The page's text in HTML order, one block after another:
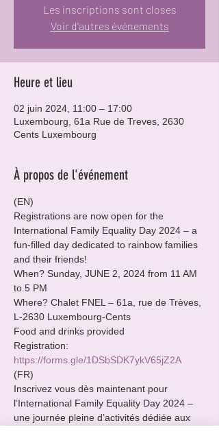
Les inscriptions sont closes
Voir d'autres événements
Heure et lieu
02 juin 2024, 11:00 – 17:00
Luxembourg, 61a Rue de Treves, 2630
Cents Luxembourg
À propos de l'événement
(EN)
Registrations are now open for the
International Family Equality Day 2024 – a
fun-filled day dedicated to rainbow families
and their friends!
When? Sunday, JUNE 2, 2024 from 11 AM
to 5 PM
Where? Chalet FNEL – 61a, rue de Trèves,
L-2630 Luxembourg-Cents
Food and drinks provided
Registration:
https://forms.gle/1DSbSDK7ykV65jZ2A
(FR)
Inscrivez vous dès maintenant pour
l’International Family Equality Day 2024 –
une journée pleine d’activités dédiée aux